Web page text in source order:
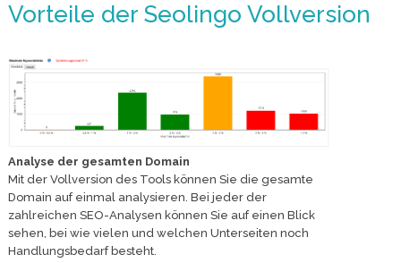
Vorteile der Seolingo Vollversion
Analyse der gesamten Domain
Mit der Vollversion des Tools können Sie die gesamte
Domain auf einmal analysieren. Bei jeder der
zahlreichen SEO-Analysen können Sie auf einen Blick
sehen, bei wie vielen und welchen Unterseiten noch
Handlungsbedarf besteht.